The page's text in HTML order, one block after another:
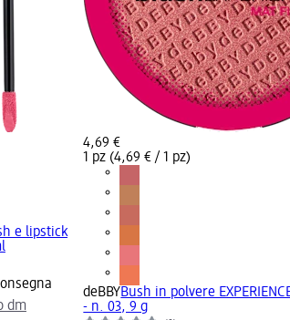
e lipstick
dm
4,69 €
1 pz (4,69 € / 1 pz)
deBBYBush in polvere
- n. 03, 9 g